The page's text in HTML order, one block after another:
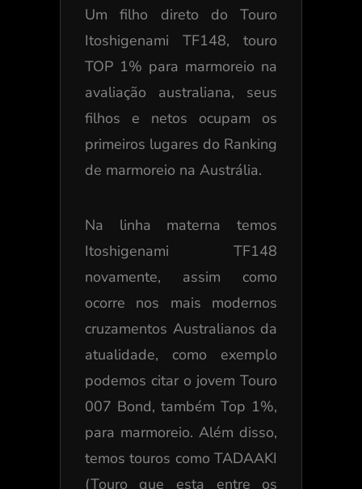
Um filho direto do Touro
Itoshigenami TF148, touro
TOP 1% para marmoreio na
avaliação australiana, seus
filhos e netos ocupam os
primeiros lugares do Ranking
de marmoreio na Austrália.
Na linha materna temos
Itoshigenami TF148
novamente, assim como
ocorre nos mais modernos
cruzamentos Australianos da
atualidade, como exemplo
podemos citar o jovem Touro
007 Bond, também Top 1%,
para marmoreio. Além disso,
temos touros como TADAAKI
(Touro que esta entre os